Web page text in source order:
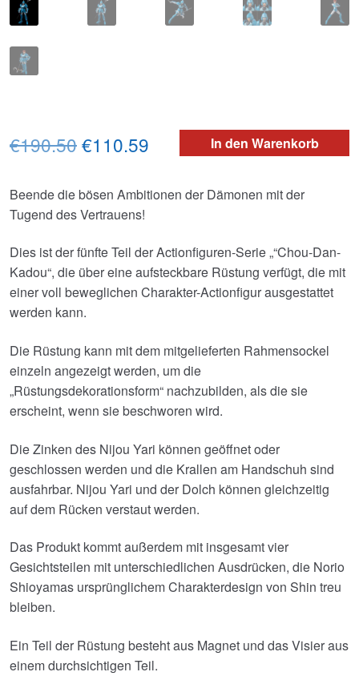
In den Warenkorb
€190.50Ursprünglicher
war:
€110.59 Aktueller
ist:
Beende die bösen Ambitionen der Dämonen mit der
Tugend des Vertrauens!
Dies ist der fünfte Teil der Actionfiguren-Serie „“Chou-Dan-
Kadou“, die über eine aufsteckbare Rüstung verfügt, die mit
einer voll beweglichen Charakter-Actionfigur ausgestattet
werden kann.
Die Rüstung kann mit dem mitgelieferten Rahmensockel
einzeln angezeigt werden, um die
„Rüstungsdekorationsform“ nachzubilden, als die sie
erscheint, wenn sie beschworen wird.
Die Zinken des Nijou Yari können geöffnet oder
geschlossen werden und die Krallen am Handschuh sind
ausfahrbar. Nijou Yari und der Dolch können gleichzeitig
auf dem Rücken verstaut werden.
Das Produkt kommt außerdem mit insgesamt vier
Gesichtsteilen mit unterschiedlichen Ausdrücken, die Norio
Shioyamas ursprünglichem Charakterdesign von Shin treu
bleiben.
Ein Teil der Rüstung besteht aus Magnet und das Visier aus
einem durchsichtigen Teil.